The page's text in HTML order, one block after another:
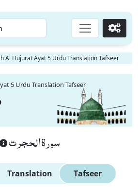
Go
Al Hujurat Ayat 5 Urdu Translation Tafseer
5 Urdu Translation Tafseer
سورة الحجرت
Translation Tafseer